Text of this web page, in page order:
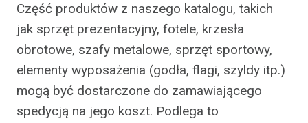
Część produktów z naszego katalogu, takich
jak sprzęt prezentacyjny, fotele, krzesła
obrotowe, szafy metalowe, sprzęt sportowy,
elementy wyposażenia (godła, flagi, szyldy itp.)
mogą być dostarczone do zamawiającego
spedycją na jego koszt. Podlega to